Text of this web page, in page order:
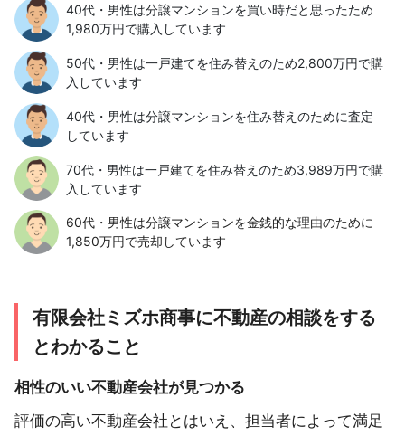
40代・男性は分譲マンションを買い時だと思ったため
1,980万円で購入しています
50代・男性は一戸建てを住み替えのため2,800万円で購
入しています
40代・男性は分譲マンションを住み替えのために査定
しています
70代・男性は一戸建てを住み替えのため3,989万円で購
入しています
60代・男性は分譲マンションを金銭的な理由のために
1,850万円で売却しています
有限会社ミズホ商事に不動産の相談をする
とわかること
相性のいい不動産会社が見つかる
評価の高い不動産会社とはいえ、担当者によって満足